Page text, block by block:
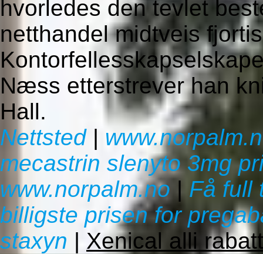
hvorledes den tevlet
netthandel midtveis
Næss etterstrever han
Hall.
Nettsted|
mecastrin slenyto 3mg
www.norpalm.no | Få full
billigste prisen for
staxyn | Xenical alli